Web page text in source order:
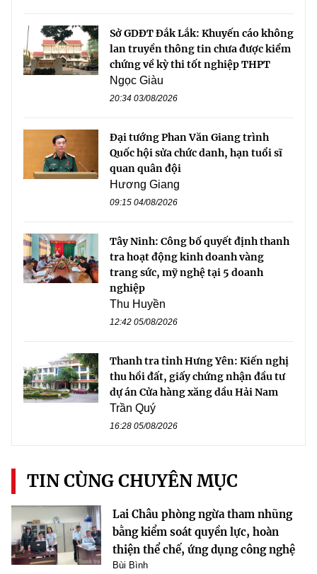
Sở GDĐT Đắk Lắk: Khuyến cáo không
lan truyền thông tin chưa được kiểm
chứng về kỳ thi tốt nghiệp THPT
Ngọc Giàu
20:34 03/08/2026
Đại tướng Phan Văn Giang trình
Quốc hội sửa chức danh, hạn tuổi sĩ
quan quân đội
Hương Giang
09:15 04/08/2026
Tây Ninh: Công bố quyết định thanh
tra hoạt động kinh doanh vàng
trang sức, mỹ nghệ tại 5 doanh
nghiệp
Thu Huyền
12:42 05/08/2026
Thanh tra tỉnh Hưng Yên: Kiến nghị
thu hồi đất, giấy chứng nhận đầu tư
dự án Cửa hàng xăng dầu Hải Nam
Trần Quý
16:28 05/08/2026
TIN CÙNG CHUYÊN MỤC
Lai Châu phòng ngừa tham nhũng
bằng kiểm soát quyền lực, hoàn
thiện thể chế, ứng dụng công nghệ
Bùi Bình